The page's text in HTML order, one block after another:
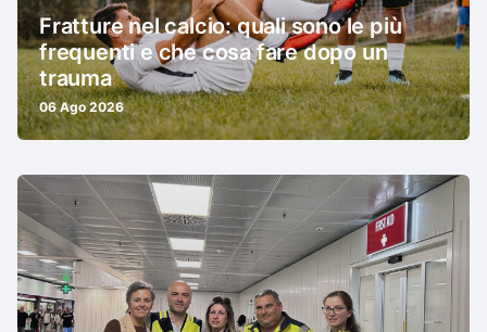
Fratture nel calcio: quali sono le più
frequenti e che cosa fare dopo un
trauma
06 Ago 2026